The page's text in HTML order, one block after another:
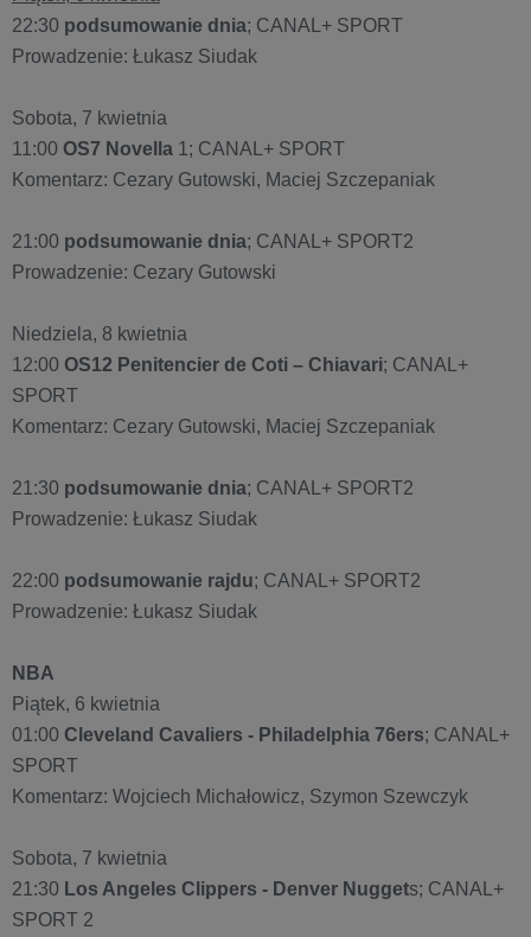
22:30 podsumowanie dnia; CANAL+ SPORT
Prowadzenie: Łukasz Siudak
Sobota, 7 kwietnia
11:00 OS7 Novella 1; CANAL+ SPORT
Komentarz: Cezary Gutowski, Maciej Szczepaniak
21:00 podsumowanie dnia; CANAL+ SPORT2
Prowadzenie: Cezary Gutowski
Niedziela, 8 kwietnia
12:00 OS12 Penitencier de Coti – Chiavari; CANAL+
SPORT
Komentarz: Cezary Gutowski, Maciej Szczepaniak
21:30 podsumowanie dnia; CANAL+ SPORT2
Prowadzenie: Łukasz Siudak
22:00 podsumowanie rajdu; CANAL+ SPORT2
Prowadzenie: Łukasz Siudak
NBA
Piątek, 6 kwietnia
01:00 Cleveland Cavaliers - Philadelphia 76ers; CANAL+
SPORT
Komentarz: Wojciech Michałowicz, Szymon Szewczyk
Sobota, 7 kwietnia
21:30 Los Angeles Clippers - Denver Nuggets; CANAL+
SPORT 2